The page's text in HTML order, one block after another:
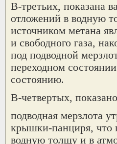
В-третьих, показана
отложений в водную
источником метана
и свободного газа,
под подводной
переходном
состоянию.
В-четвертых,
подводная мерзлота
крышки-панциря, что
водную толщу и в